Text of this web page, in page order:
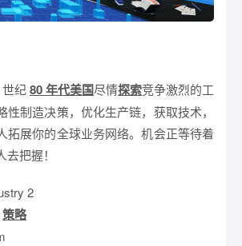
纪80 年代美国尽情探索竞争激烈的工
性制造决策，优化生产链，获取技术，
拓展你的全球业务网络。机会正等待着
把握！
2
策略